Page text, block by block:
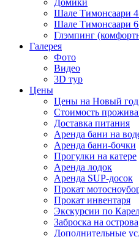
Домики
Шале Тимонсаари
Шале Тимонсаари
Глэмпинг
Галерея
Фото
Видео
3D тур
Цены
Цены на Новый год
Стоимость
Доставка питания
Аренда бани на
Аренда бани-бочки
Прогулки на катере
Аренда лодок
Аренда SUP-досок
Прокат
Прокат инвентаря
Экскурсии по
Заброска на острова
Дополнительные